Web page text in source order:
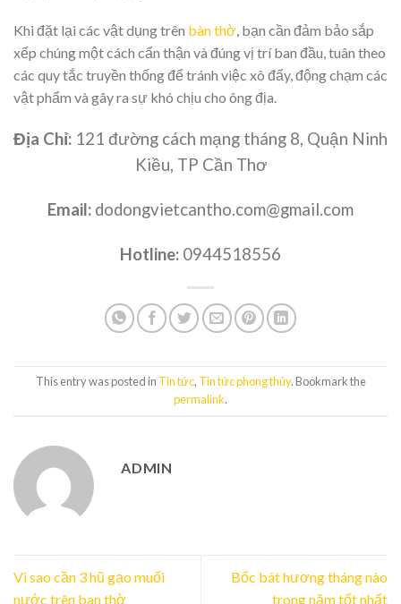
Khi đặt lại các vật dụng trên bàn thờ , bạn cần đảm bảo sắp
xếp chúng một cách cẩn thận và đúng vị trí ban đầu, tuân theo
các quy tắc truyền thống để tránh việc xô đẩy, động chạm các
vật phẩm và gây ra sự khó chịu cho ông địa.
Địa Chỉ: 121 đường cách mạng tháng 8, Quận Ninh
Kiều, TP Cần Thơ
Email: dodongvietcantho.com@gmail.com
Hotline: 0944518556
This entry was posted in Tin tức, Tin tức phong thủy. Bookmark the
permalink.
ADMIN
Vì sao cần 3 hũ gạo muối
nước trên ban thờ
Bốc bát hương tháng nào
trong năm tốt nhất